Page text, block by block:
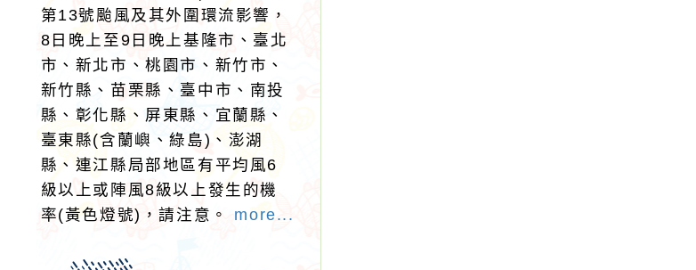
第13號颱風及其外圍環流影響，
8日晚上至9日晚上基隆市、臺北
市、新北市、桃園市、新竹市、
新竹縣、苗栗縣、臺中市、南投
縣、彰化縣、屏東縣、宜蘭縣、
臺東縣(含蘭嶼、綠島)、澎湖
縣、連江縣局部地區有平均風6
級以上或陣風8級以上發生的機
率(黃色燈號)，請注意。 more...